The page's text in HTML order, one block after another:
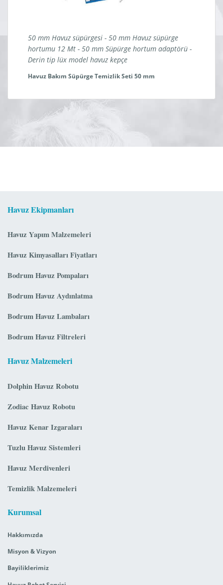
50 mm Havuz süpürgesi - 50 mm Havuz süpürge
hortumu 12 Mt - 50 mm Süpürge hortum adaptörü -
Derin tip lüx model havuz kepçe
Havuz Bakım Süpürge Temizlik Seti 50 mm
Havuz Ekipmanları
Havuz Yapım Malzemeleri
Havuz Kimyasalları Fiyatları
Bodrum Havuz Pompaları
Bodrum Havuz Aydınlatma
Bodrum Havuz Lambaları
Bodrum Havuz Filtreleri
Havuz Malzemeleri
Dolphin Havuz Robotu
Zodiac Havuz Robotu
Havuz Kenar Izgaraları
Tuzlu Havuz Sistemleri
Havuz Merdivenleri
Temizlik Malzemeleri
Kurumsal
Hakkımızda
Misyon & Vizyon
Bayiliklerimiz